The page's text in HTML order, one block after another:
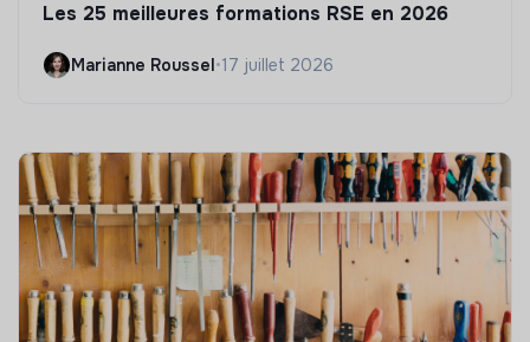
Les 25 meilleures formations RSE en 2026
Marianne Roussel•17 juillet 2026